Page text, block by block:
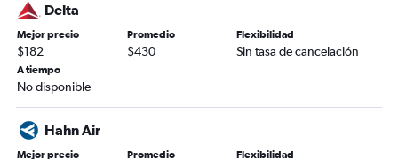
Delta
Mejor precio
$182
Promedio
$430
Flexibilidad
Sin tasa de cancelación
A tiempo
No disponible
Hahn Air
Mejor precio Promedio Flexibilidad